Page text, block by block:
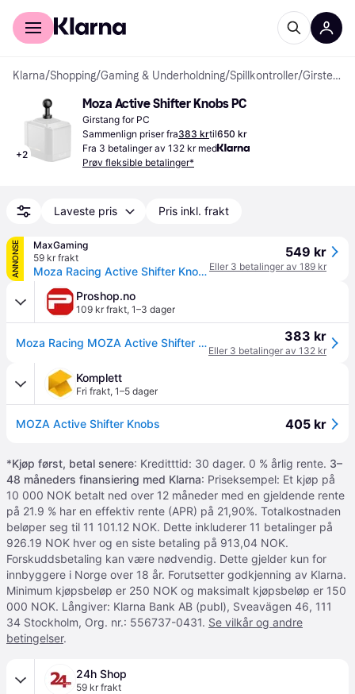
For kunder
Klarna/Shopping/Gaming & Underholdning/Spillkontroller/ Girstenger
+2
Moza Active Shifter Knobs PC
Girstang for PC
Sammenlign priser fra383 krtil650 kr
Fra 3 betalinger av 132 kr med
Prøv fleksible betalinger*
Laveste pris Pris inkl. frakt
ANNONSE
MaxGaming
59 kr frakt
Moza Racing Active Shifter Knobs - Girspak
549 kr
Eller 3 betalinger av 189 kr
Proshop.no
109 kr frakt, 1–3 dager
Moza Racing MOZA Active Shifter Knobs 383 kr
Eller 3 betalinger av 132 kr
Komplett
Fri frakt, 1–5 dager
MOZA Active Shifter Knobs 405 kr
*Kjøp først, betal senere: Kreditttid: 30 dager. 0 % årlig rente. 3–
48 måneders finansiering med Klarna: Priseksempel: Et kjøp på
10 000 NOK betalt ned over 12 måneder med en gjeldende rente
på 21.9 % har en effektiv rente (APR) på 21,90%. Totalkostnaden
beløper seg til 11 101.12 NOK. Dette inkluderer 11 betalinger på
926.19 NOK hver og en siste betaling på 913,04 NOK.
Forskuddsbetaling kan være nødvendig. Dette gjelder kun for
innbyggere i Norge over 18 år. Forutsetter godkjenning av Klarna.
Minimum kjøpsbeløp er 250 NOK og maksimalt kjøpsbeløp er 150
000 NOK. Långiver: Klarna Bank AB (publ), Sveavägen 46, 111
34 Stockholm, Org. nr.: 556737-0431. Se vilkår og andre
betingelser.
24h Shop
59 kr frakt